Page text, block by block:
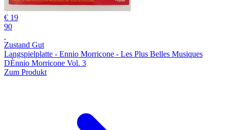
€ 19
90
Zustand Gut
Langspielplatte - Ennio Morricone - Les Plus Belles Musiques
DÈnnio Morricone Vol. 3
Zum Produkt